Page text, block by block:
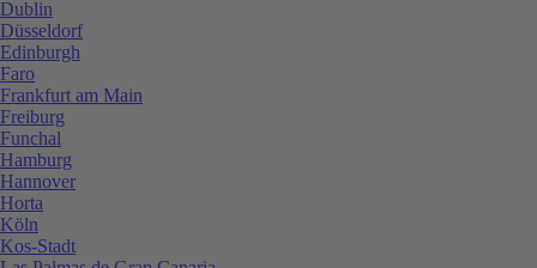
Dublin
Düsseldorf
Edinburgh
Faro
Frankfurt am Main
Freiburg
Funchal
Hamburg
Hannover
Horta
Köln
Kos-Stadt